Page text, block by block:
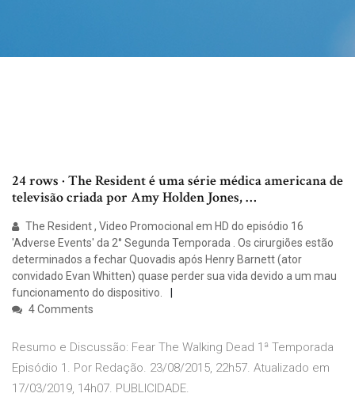
24 rows · The Resident é uma série médica americana de
televisão criada por Amy Holden Jones, …
The Resident , Video Promocional em HD do episódio 16
'Adverse Events' da 2° Segunda Temporada . Os cirurgiões estão
determinados a fechar Quovadis após Henry Barnett (ator
convidado Evan Whitten) quase perder sua vida devido a um mau
funcionamento do dispositivo.
4 Comments
Resumo e Discussão: Fear The Walking Dead 1ª Temporada
Episódio 1. Por Redação. 23/08/2015, 22h57. Atualizado em
17/03/2019, 14h07. PUBLICIDADE.